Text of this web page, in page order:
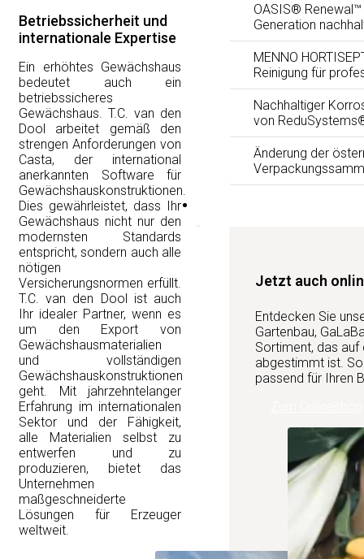
OASIS®
Generation
MENNO
Reinigung für
Nachhaltiger
von
Änderung der
Jetzt auch
Entdecken Sie
Gartenbau,
Sortiment, das
abgestimmt ist.
passend für Ihren
Betriebssicherheit und
internationale Expertise
Ein erhöhtes Gewächshaus
bedeutet auch ein
betriebssicheres
Gewächshaus. T.C. van den
Dool arbeitet gemäß den
strengen Anforderungen von
Casta, der international
anerkannten Software für
Gewächshauskonstruktionen.
Dies gewährleistet, dass Ihr
Gewächshaus nicht nur den
modernsten Standards
entspricht, sondern auch alle
nötigen
Versicherungsnormen erfüllt.
T.C. van den Dool ist auch
Ihr idealer Partner, wenn es
um den Export von
Gewächshausmaterialien
und vollständigen
Gewächshauskonstruktionen
geht. Mit jahrzehntelanger
Erfahrung im internationalen
Sektor und der Fähigkeit,
alle Materialien selbst zu
entwerfen und zu
produzieren, bietet das
Unternehmen
maßgeschneiderte
Lösungen für Erzeuger
weltweit.